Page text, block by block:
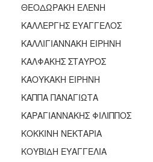
ΘΕΟΔΩΡΑΚΗ ΕΛΕΝΗ
ΚΑΛΛΕΡΓΗΣ ΕΥΑΓΓΕΛΟΣ
ΚΑΛΛΙΓΙΑΝΝΑΚΗ ΕΙΡΗΝΗ
ΚΑΛΦΑΚΗΣ ΣΤΑΥΡΟΣ
ΚΑΟΥΚΑΚΗ ΕΙΡΗΝΗ
ΚΑΠΠΑ ΠΑΝΑΓΙΩΤΑ
ΚΑΡΑΓΙΑΝΝΑΚΗΣ ΦΙΛΙΠΠΟΣ
ΚΟΚΚΙΝΗ ΝΕΚΤΑΡΙΑ
ΚΟΥΒΙΔΗ ΕΥΑΓΓΕΛΙΑ